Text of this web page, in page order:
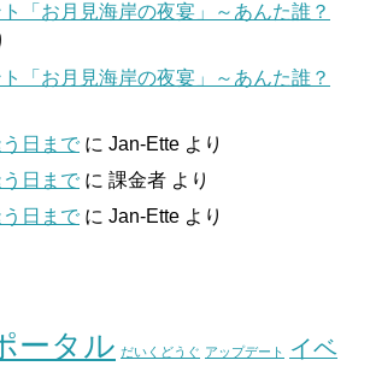
「お月見海岸の夜宴」～あんた誰？
「お月見海岸の夜宴」～あんた誰？
日まで に Jan-Ette より
日まで に 課金者 より
日まで に Jan-Ette より
ータル だいくどうぐ アップデート
イベ